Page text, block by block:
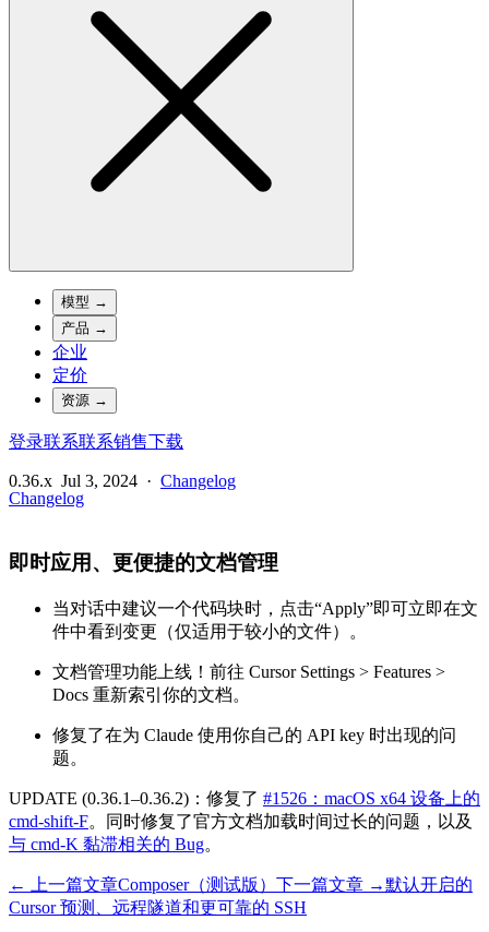
模型 →
产品 →
企业
定价
资源 →
登录联系联系销售下载
0.36.x Jul 3, 2024 · Changelog
Changelog
即时应用、更便捷的文档管理
当对话中建议一个代码块时，点击“Apply”即可立即在文
件中看到变更（仅适用于较小的文件）。
文档管理功能上线！前往 Cursor Settings > Features >
Docs 重新索引你的文档。
修复了在为 Claude 使用你自己的 API key 时出现的问
题。
UPDATE (0.36.1–0.36.2)：修复了 #1526：macOS x64 设备上的
cmd-shift-F。同时修复了官方文档加载时间过长的问题，以及
与 cmd-K 黏滞相关的 Bug。
← 上一篇文章Composer（测试版） 下一篇文章 →默认开启的
Cursor 预测、远程隧道和更可靠的 SSH